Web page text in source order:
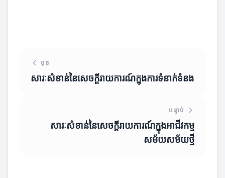
មុន
សារៈសំខាន់នៃសេចក្តីរាយការណ៍ក្នុងការទំនាក់ទំនង
បន្ទាប់
សារៈសំខាន់នៃសេចក្តីរាយការណ៍ក្នុងអាជីវកម្ម
សម័យសម័យថ្មី